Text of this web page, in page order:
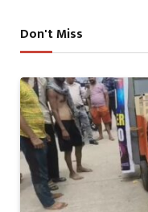
Don't Miss